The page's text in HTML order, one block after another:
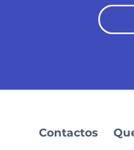
Contactos